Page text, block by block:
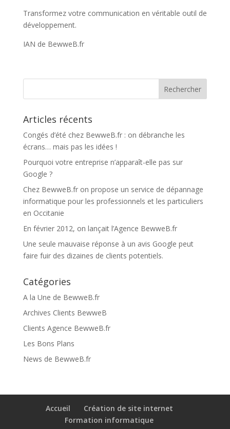
Transformez votre communication en véritable outil de
développement.
IAN de BewweB.fr
Articles récents
Congés d’été chez BewweB.fr : on débranche les
écrans… mais pas les idées !
Pourquoi votre entreprise n’apparaît-elle pas sur
Google ?
Chez BewweB.fr on propose un service de dépannage
informatique pour les professionnels et les particuliers
en Occitanie
En février 2012, on lançait l’Agence BewweB.fr
Une seule mauvaise réponse à un avis Google peut
faire fuir des dizaines de clients potentiels.
Catégories
A la Une de BewweB.fr
Archives Clients BewweB
Clients Agence BewweB.fr
Les Bons Plans
News de BewweB.fr
Accueil
Création de site internet
Formation informatique